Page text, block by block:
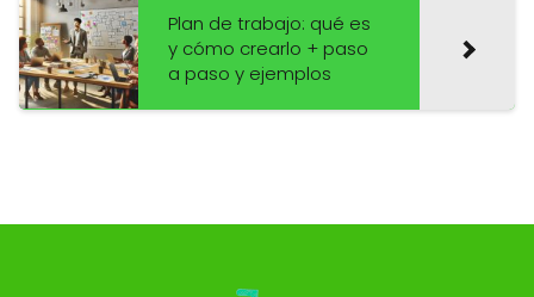
Plan de trabajo: qué es
y cómo crearlo + paso
a paso y ejemplos